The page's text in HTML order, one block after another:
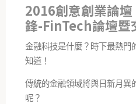
2016創意創業論
鋒-FinTech論壇暨
金融科技是什麼？時下最熱門
知道！
傳統的金融領域將與日新月異
呢？